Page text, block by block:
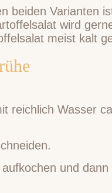
beiden Varianten
wird
meist kalt
reichlich Wasser
und dann